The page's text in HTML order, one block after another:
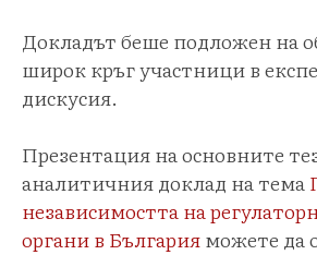
Докладът беше подложен на
широк кръг участници в
дискусия.
Презентация на основните
аналитичния доклад на тема
независимостта на
органи в Българияможете да